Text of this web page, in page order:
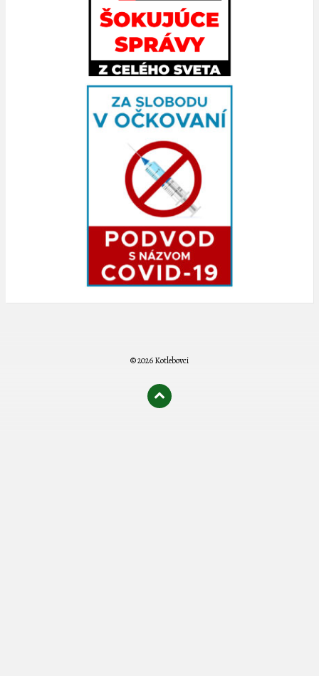
© 2026 Kotlebovci